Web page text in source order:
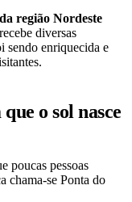
região Nordeste
diversas
sendo enriquecida e
o sol nasce
poucas pessoas
chama-se Ponta do